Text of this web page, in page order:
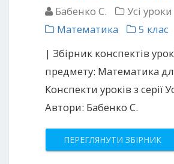
Бабенко С.
Усі уроки
Математика
5 клас
| Збірник конспектів
предмету: Математика
Конспекти уроків з серії
Автори: Бабенко С.
ПЕРЕГЛЯНУТИ ЗБІРНИК